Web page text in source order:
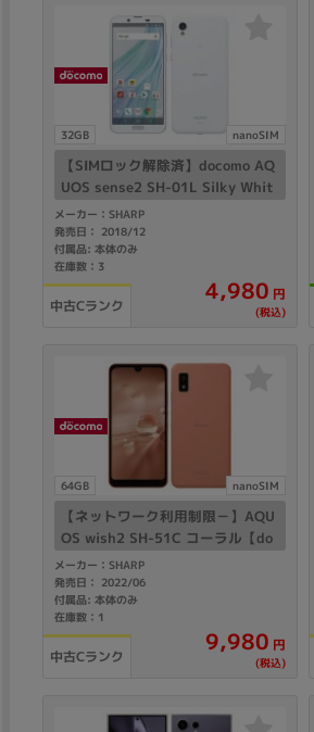
32GB nanoSIM
【SIMロック解除済】docomo AQ
UOS sense2 SH-01L Silky Whit
e
メーカー：SHARP
発売日： 2018/12
付属品: 本体のみ
在庫数：3
中古Cランク
4,980 円
(税込)
64GB nanoSIM
【ネットワーク利用制限－】AQU
OS wish2 SH-51C コーラル【do
como版SIMフリー】
メーカー：SHARP
発売日： 2022/06
付属品: 本体のみ
在庫数：1
中古Cランク
9,980 円
(税込)